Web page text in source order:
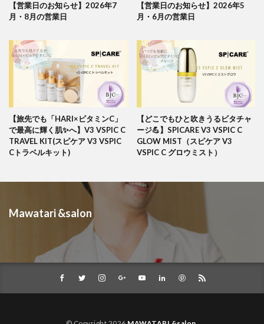
【営業日のお知らせ】2026年7
月・8月の営業日
【営業日のお知らせ】2026年5
月・6月の営業日
【旅先でも「HARI×ビタミンC」
で最高に輝く肌✨へ】V3 VSPIC C
TRAVEL KIT(スピケア V3 VSPIC
Cトラベルキット)
【どこでもひと吹きうるビタチャ
ージ💪】SPICARE V3 VSPIC C
GLOW MIST（スピケア V3
VSPIC C グロウミスト）
Mawatari &salon